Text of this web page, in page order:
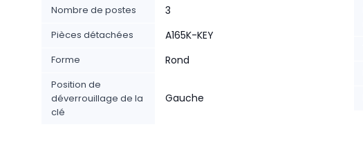
Nombre de postes 3
Pièces détachées A165K-KEY
Forme Rond
Position de
déverrouillage de la
clé
Gauche